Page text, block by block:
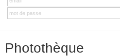
Photothèque